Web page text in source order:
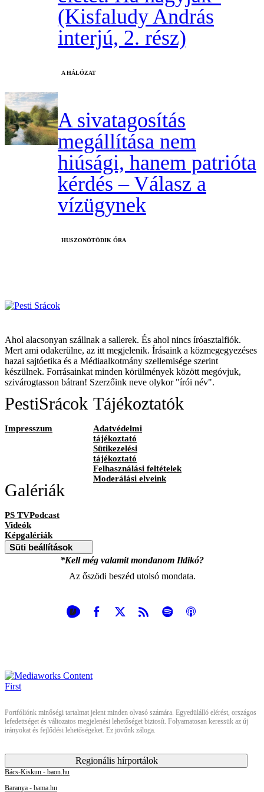
(Kisfaludy András
interjú, 2. rész)
A HÁLÓZAT
A sivatagosítás
megállítása nem
hiúsági, hanem patrióta
kérdés – Válasz a
vízügynek
HUSZONÖTÖDIK ÓRA
Ahol alacsonyan szállnak a sallerek. És ahol nincs íróasztalfiók.
Mert ami odakerülne, az itt megjelenik. Írásaink a közmegegyezéses
hazai sajtóetika és a Médiaalkotmány szellemisége szerint
készülnek. Forrásainkat minden körülmények között megóvjuk,
szivárogtasson bátran! Szerzőink neve olykor "írói név".
PestiSrácok
Impresszum
Tájékoztatók
Adatvédelmi
tájékoztató
Sütikezelési
tájékoztató
Felhasználási feltételek
Moderálási elveink
Galériák
PS TVPodcast
Videók
Képgalériák
Süti beállítások
*Kell még valamit mondanom Ildikó?
Az őszödi beszéd utolsó mondata.
Portfóliónk minőségi tartalmat jelent minden olvasó számára. Egyedülálló elérést, országos
lefedettséget és változatos megjelenési lehetőséget biztosít. Folyamatosan keressük az új
irányokat és fejlődési lehetőségeket. Ez jövőnk záloga.
Regionális hírportálok
Bács-Kiskun - baon.hu
Baranya - bama.hu